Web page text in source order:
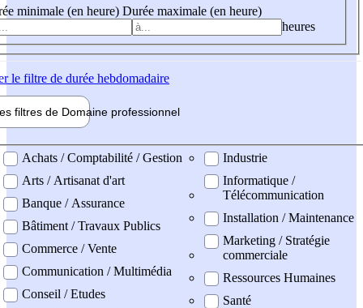
minimale (en heure) Durée maximale (en heure)
heures
le filtre de durée hebdomadaire
filtres de Domaine professionnel
professionel
Achats / Comptabilité / Gestion
Arts / Artisanat d'art
Banque / Assurance
Bâtiment / Travaux Publics
Commerce / Vente
Communication / Multimédia
Conseil / Etudes
Industrie
Informatique /
Télécommunication
Installation / Maintenance
Marketing / Stratégie
commerciale
Ressources Humaines
Santé